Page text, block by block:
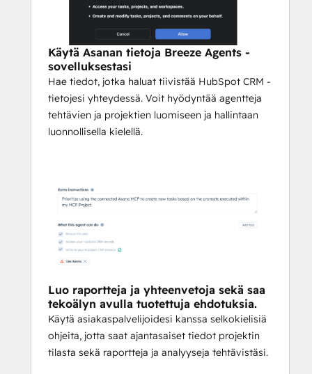
Käytä Asanan tietoja Breeze Agents -
sovelluksestasi
Hae tiedot, jotka haluat tiivistää HubSpot CRM -
tietojesi yhteydessä. Voit hyödyntää agentteja
tehtävien ja projektien luomiseen ja hallintaan
luonnollisella kielellä.
Luo raportteja ja yhteenvetoja sekä saa
tekoälyn avulla tuotettuja ehdotuksia.
Käytä asiakaspalvelijoidesi kanssa selkokielisiä
ohjeita, jotta saat ajantasaiset tiedot projektin
tilasta sekä raportteja ja analyyseja tehtävistäsi.